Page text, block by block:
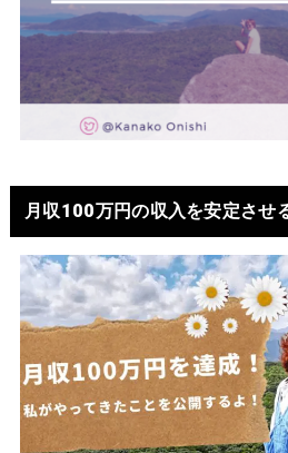
月収100万円の収入を安定させ